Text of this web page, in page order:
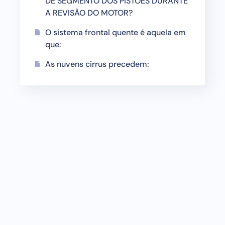
A REVISÃO DO MOTOR?
O sistema frontal quente é aquela em
que:
As nuvens cirrus precedem: